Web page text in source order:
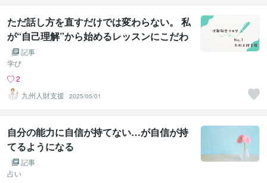
ただ話し方を直すだけでは変わらない。 私
が“自己理解”から始めるレッスンにこだわ
る理由
記事
学び
2
九州人財支援
2025/05/01
自分の能力に自信が持てない…が自信が持
てるようになる
記事
占い